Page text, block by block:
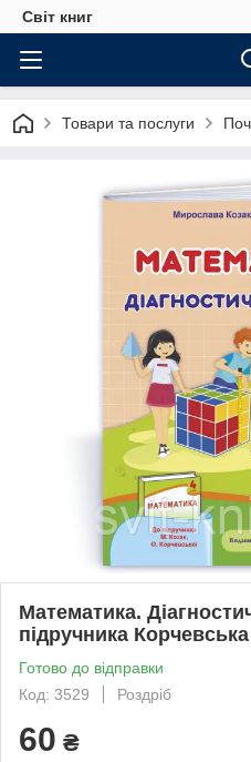
Світ книг
Товари та послуги
Математика.
підручника
Готово до відправки
Код: 3529
Роздріб
60 ₴